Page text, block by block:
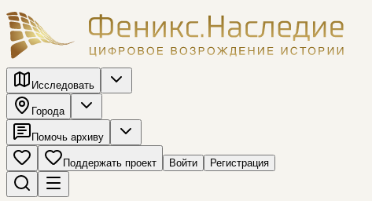
Исследовать
Города
Помочь архиву
Поддержать проект Войти Регистрация